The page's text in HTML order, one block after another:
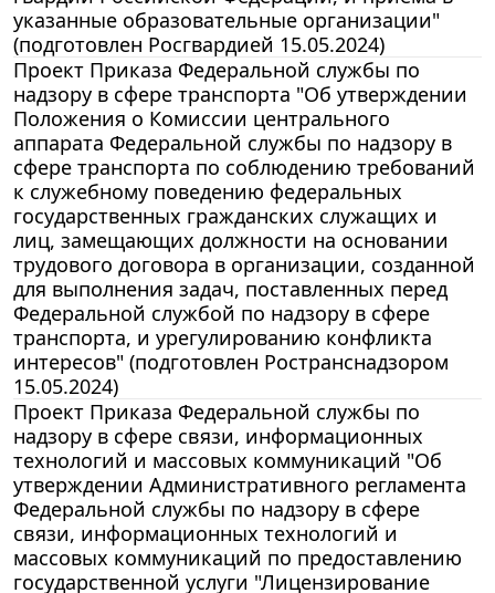
указанные образовательные организации"
(подготовлен Росгвардией 15.05.2024)
Проект Приказа Федеральной службы по
надзору в сфере транспорта "Об утверждении
Положения о Комиссии центрального
аппарата Федеральной службы по надзору в
сфере транспорта по соблюдению требований
к служебному поведению федеральных
государственных гражданских служащих и
лиц, замещающих должности на основании
трудового договора в организации, созданной
для выполнения задач, поставленных перед
Федеральной службой по надзору в сфере
транспорта, и урегулированию конфликта
интересов" (подготовлен Ространснадзором
15.05.2024)
Проект Приказа Федеральной службы по
надзору в сфере связи, информационных
технологий и массовых коммуникаций "Об
утверждении Административного регламента
Федеральной службы по надзору в сфере
связи, информационных технологий и
массовых коммуникаций по предоставлению
государственной услуги "Лицензирование